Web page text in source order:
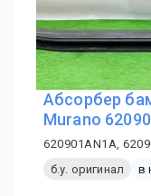
Абсорбер
Murano
620901AN1A,
б.у. оригинал
в